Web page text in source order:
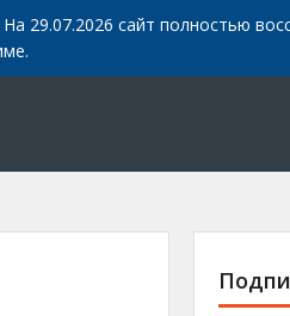
29.07.2026 сайт полностью